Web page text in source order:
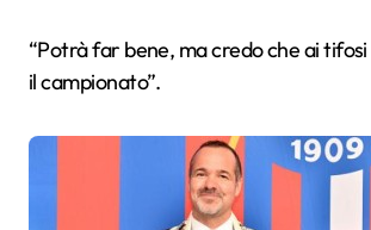
“Potrà far bene, ma credo che ai
il campionato”.